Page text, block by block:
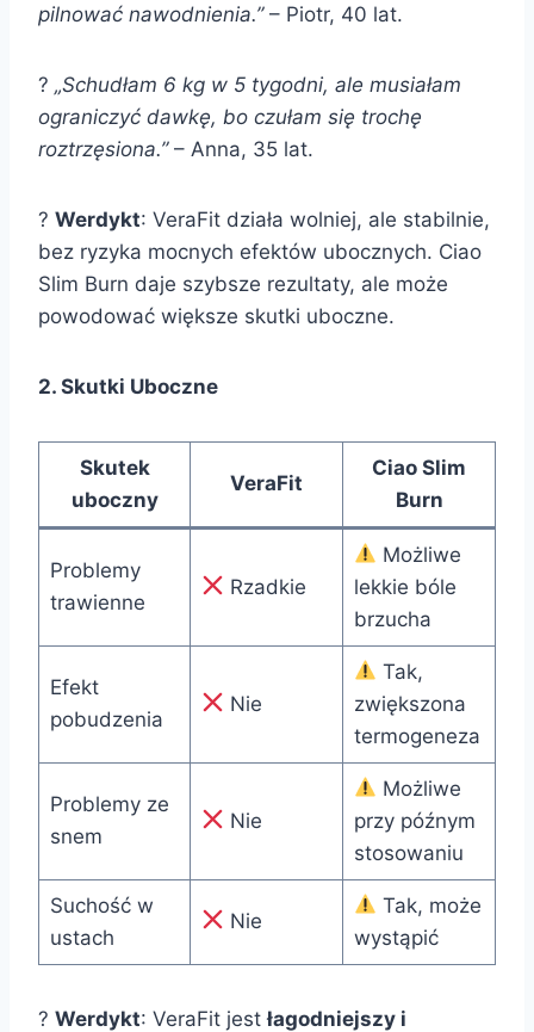
pilnować nawodnienia.”– Piotr, 40 lat.
? „Schudłam 6 kg w 5 tygodni, ale musiałam
ograniczyć dawkę, bo czułam się trochę
roztrzęsiona.”– Anna, 35 lat.
? Werdykt: VeraFit działa wolniej, ale stabilnie,
bez ryzyka mocnych efektów ubocznych. Ciao
Slim Burn daje szybsze rezultaty, ale może
powodować większe skutki uboczne.
2. Skutki Uboczne
Skutek
uboczny
VeraFit
Ciao Slim
Burn
Problemy
trawienne
Rzadkie
Możliwe
lekkie bóle
brzucha
Efekt
pobudzenia
Nie
Tak,
zwiększona
termogeneza
Problemy ze
snem
Nie
Możliwe
przy późnym
stosowaniu
Suchość w
ustach
Nie
Tak, może
wystąpić
? Werdykt: VeraFit jestłagodniejszy i